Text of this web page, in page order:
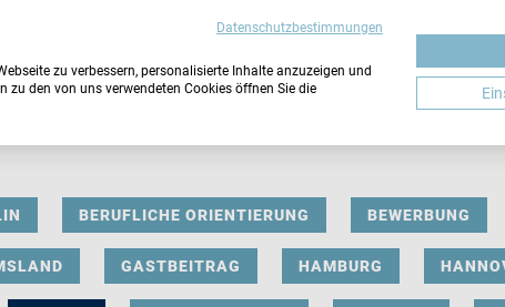
BERUFLICHE ORIENTIERUNG BEWERBUNG
GASTBEITRAG HAMBURG
Datenschutzbestimmungen
zu verbessern, personalisierte Inhalte anzuzeigen und
zu den von uns verwendeten Cookies öffnen Sie die